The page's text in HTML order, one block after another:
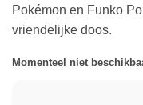
Pokémon en Funko
vriendelijke doos.
Momenteel niet